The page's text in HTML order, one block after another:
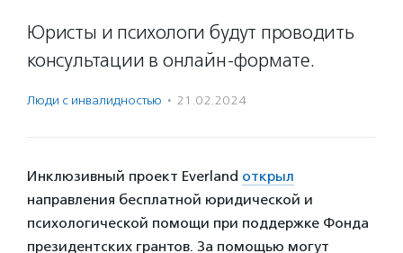
Юристы и психологи будут проводить
консультации в онлайн-формате.
Люди с инвалидностью · 21.02.2024
Инклюзивный проект Everland открыл
направления бесплатной юридической и
психологической помощи при поддержке Фонда
президентских грантов. За помощью могут